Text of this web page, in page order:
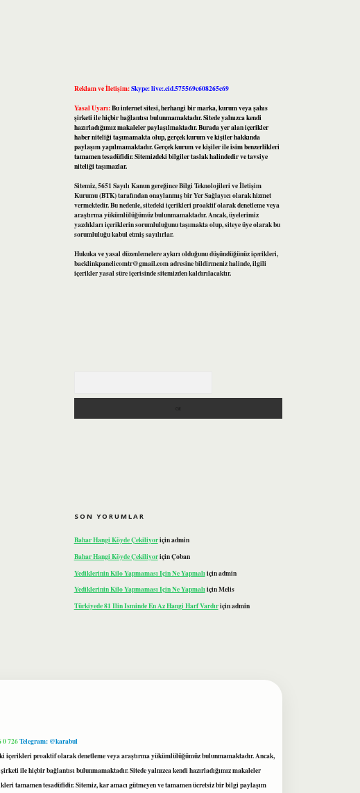
Reklam ve İletişim:Skype: live:.cid.575569c608265c69
Yasal Uyarı:Bu internet sitesi, herhangi bir marka, kurum veya şahıs
şirketi ile hiçbir bağlantısı bulunmamaktadır. Sitede yalnızca kendi
hazırladığımız makaleler paylaşılmaktadır. Burada yer alan içerikler
haber niteliği taşımamakta olup, gerçek kurum ve kişiler hakkında
paylaşım yapılmamaktadır. Gerçek kurum ve kişiler ile isim benzerlikleri
tamamen tesadüfidir. Sitemizdeki bilgiler taslak halindedir ve tavsiye
niteliği taşımazlar.
Sitemiz, 5651 Sayılı Kanun gereğince Bilgi Teknolojileri ve İletişim
Kurumu (BTK) tarafından onaylanmış bir Yer Sağlayıcı olarak hizmet
vermektedir. Bu nedenle, sitedeki içerikleri proaktif olarak denetleme veya
araştırma yükümlülüğümüz bulunmamaktadır. Ancak, üyelerimiz
yazdıkları içeriklerin sorumluluğunu taşımakta olup, siteye üye olarak bu
sorumluluğu kabul etmiş sayılırlar.
Hukuka ve yasal düzenlemelere aykırı olduğunu düşündüğünüz içerikleri,
backlinkpanelicomtr@gmail.comadresine bildirmeniz halinde, ilgili
içerikler yasal süre içerisinde sitemizden kaldırılacaktır.
SON YORUMLAR
Bahar Hangi Köyde Çekiliyoriçinadmin
Bahar Hangi Köyde ÇekiliyoriçinÇoban
Yediklerinin Kilo Yapmaması Için Ne Yapmalı içinadmin
Yediklerinin Kilo Yapmaması Için Ne YapmalıiçinMelis
Türkiyede 81 Ilin Isminde En Az Hangi Harf Vardıriçinadmin
0 726Telegram: @karabul
içerikleri proaktif olarak denetleme veya araştırma yükümlülüğümüz bulunmamaktadır. Ancak,
ile hiçbir bağlantısı bulunmamaktadır. Sitede yalnızca kendi hazırladığımız makaleler
tamamen tesadüfidir. Sitemiz, kar amacı gütmeyen ve tamamen ücretsiz bir bilgi paylaşım